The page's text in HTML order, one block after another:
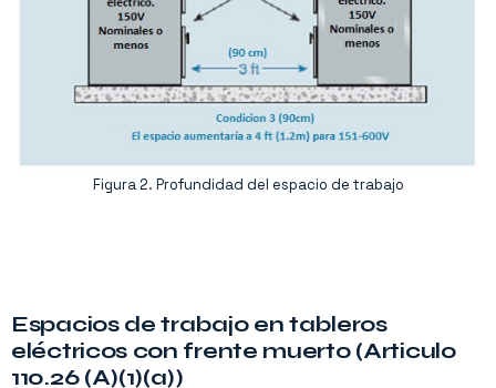
posterior del equipo.
Figura 2. Profundidad del espacio de trabajo
Espacios de trabajo en tableros
eléctricos con frente muerto (Articulo
110.26 (A)(1)(a))